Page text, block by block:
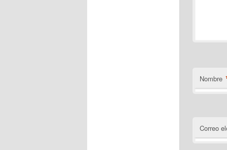
Nombre
Correo